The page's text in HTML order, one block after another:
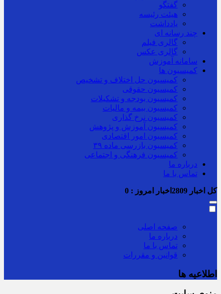
گفتگو
هیئت رئیسه
یادداشت
چند رسانه ای
گالری فیلم
گالری عکس
سامانه آموزش
کمیسیون ها
کمیسیون حل اختلاف و تشخیص
کمیسیون حقوقی
کمیسیون بودجه و تشکیلات
کمیسیون بیمه و مالیات
کمیسیون نرخ گذاری
کمیسیون آموزش و پژوهش
کمیسیون امور اقتصادی
کمیسیون بازرسی ماده ۳۹
کمیسیون فرهنگی و اجتماعی
درباره ما
تماس با ما
کل اخبار اخبار امروز : 0
صفحه اصلی
درباره ما
تماس با ما
قوانین و مقررات
اطلاعیه ها